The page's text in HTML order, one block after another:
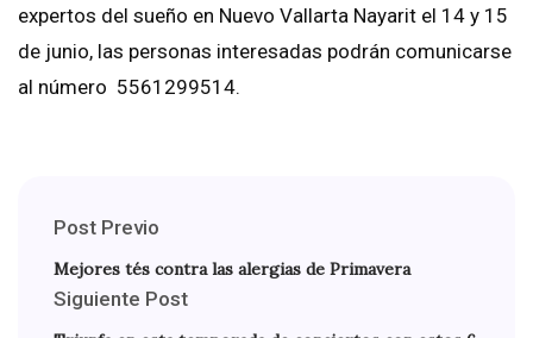
expertos del sueño en Nuevo Vallarta Nayarit el 14 y 15
de junio, las personas interesadas podrán comunicarse
al número 5561299514.
Post Previo
Mejores tés contra las alergias de Primavera
Siguiente Post